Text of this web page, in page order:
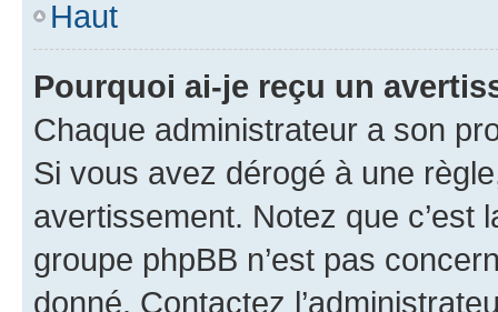
Haut
Pourquoi ai-je reçu un
Chaque administrateur a son
Si vous avez dérogé à une
avertissement. Notez que c’est
groupe phpBB n’est pas
donné. Contactez